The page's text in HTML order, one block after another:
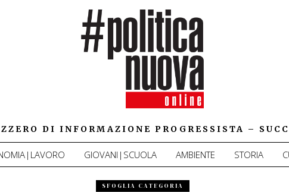
DI INFORMAZIONE PROGRESSISTA –
GIOVANI|SCUOLA AMBIENTE STORIA
SFOGLIA CATEGORIA